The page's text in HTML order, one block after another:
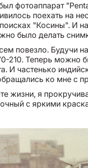
фотоаппарат
поехать на
поисках "Косины". И
было делать
повезло. Будучи
210. Теперь можно
И частенько
ко мне с
жизни, я
с яркими